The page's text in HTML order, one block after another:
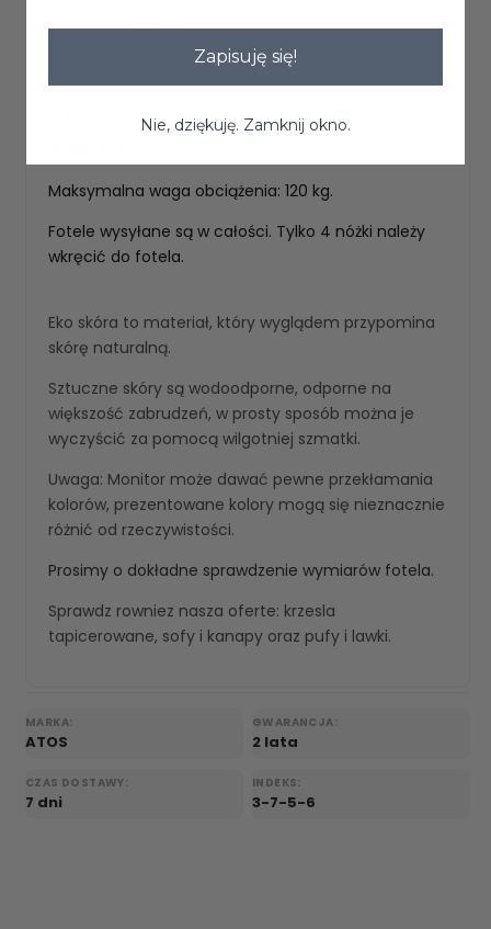
Szerokość: 73 cm,
Szerokość siedziska: 42 cm,
Maksymalna waga obciążenia: 120 kg.
Fotele wysyłane są w całości. Tylko 4 nóżki należy
wkręcić do fotela.
Eko skóra to materiał, który wyglądem przypomina
skórę naturalną.
Sztuczne skóry są wodoodporne, odporne na
większość zabrudzeń, w prosty sposób można je
wyczyścić za pomocą wilgotniej szmatki.
Uwaga: Monitor może dawać pewne przekłamania
kolorów, prezentowane kolory mogą się nieznacznie
różnić od rzeczywistości.
Prosimy o dokładne sprawdzenie wymiarów fotela.
Sprawdz rowniez nasza oferte: krzesla
tapicerowane, sofy i kanapy oraz pufy i lawki.
MARKA:
ATOS
GWARANCJA:
2 lata
CZAS DOSTAWY:
7 dni
INDEKS:
3-7-5-6
Zapisuję się!
Nie, dziękuję. Zamknij okno.